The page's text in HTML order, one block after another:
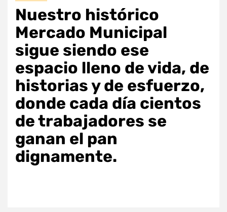
Nuestro histórico
Mercado Municipal
sigue siendo ese
espacio lleno de vida, de
historias y de esfuerzo,
donde cada día cientos
de trabajadores se
ganan el pan
dignamente.